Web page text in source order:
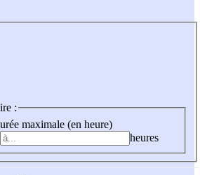
:
maximale (en heure)
heures